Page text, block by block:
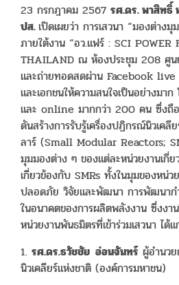
23 กรกฎาคม 2567 รศ.ดร. พาสิทธิ์
ปส.เปิดเผยว่า การเสวนา “มองต่า
ภายใต้งาน “อว.แฟร์ : SCI POWER
THAILAND ณ ห้องประชุม 208 ศูน
และถ่ายทอดสดผ่าน Facebook live
และเอกชนให้ความสนใจเป็นอย่างมา
และ online มากกว่า 200 คน ซึ่งถือ
ดันสร้างการรับรู้เครื่องปฏิกรณ์นิวเคลี
ลาร์ (Small Modular Reactors;
มุมมองต่าง ๆ ของแต่ละหน่วยงานเกี่ย
เกี่ยวข้องกับ SMRs ทั้งในมุมของหน่
ปลอดภัย วิจัยและพัฒนา การพัฒนาก
ในอนาคตของการผลิตพลังงาน ซึ่งงา
หน่วยงานพันธมิตรที่เข้าร่วมเสวนา ได้
1. รศ.ดร.ธวัชชัย อ่อนจันทร์ ผู้อำนว
นิวเคลียร์แห่งชาติ (องค์การมหาชน)